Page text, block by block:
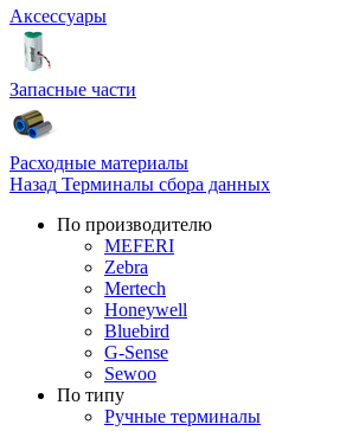
Аксессуары
Запасные части
Расходные материалы
Назад Терминалы сбора данных
По производителю
MEFERI
Zebra
Mertech
Honeywell
Bluebird
G-Sense
Sewoo
По типу
Ручные терминалы